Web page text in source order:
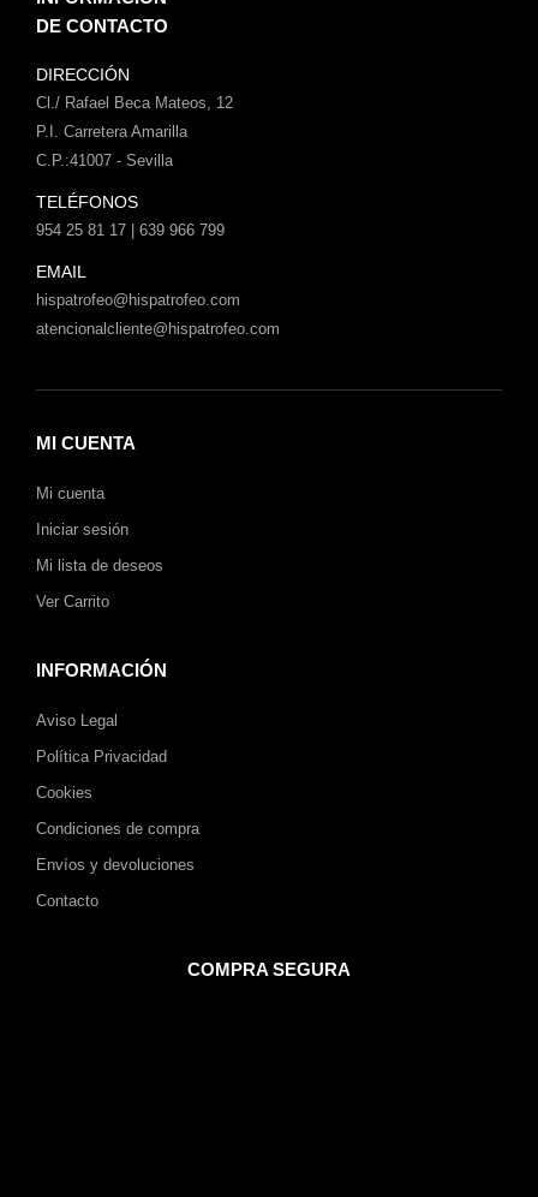
DE CONTACTO
DIRECCIÓN
Cl./ Rafael Beca Mateos, 12
P.I. Carretera Amarilla
C.P.:41007 - Sevilla
TELÉFONOS
954 25 81 17 | 639 966 799
EMAIL
hispatrofeo@hispatrofeo.com
atencionalcliente@hispatrofeo.com
MI CUENTA
Mi cuenta
Iniciar sesión
Mi lista de deseos
Ver Carrito
INFORMACIÓN
Aviso Legal
Política Privacidad
Cookies
Condiciones de compra
Envíos y devoluciones
Contacto
COMPRA SEGURA